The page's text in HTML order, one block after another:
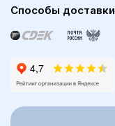
Способы доставки